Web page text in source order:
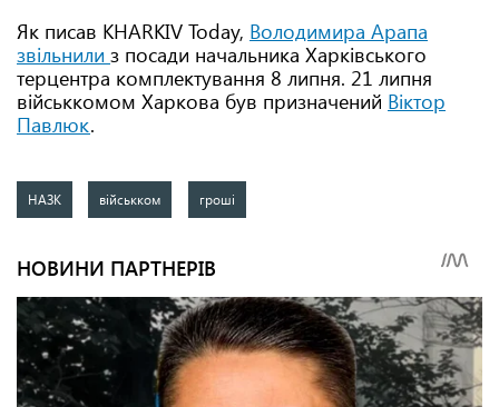
Як писав KHARKIV Today, Володимира Арапа
звільнили з посади начальника Харківського
терцентра комплектування 8 липня. 21 липня
військкомом Харкова був призначений Віктор
Павлюк.
НАЗК військком гроші